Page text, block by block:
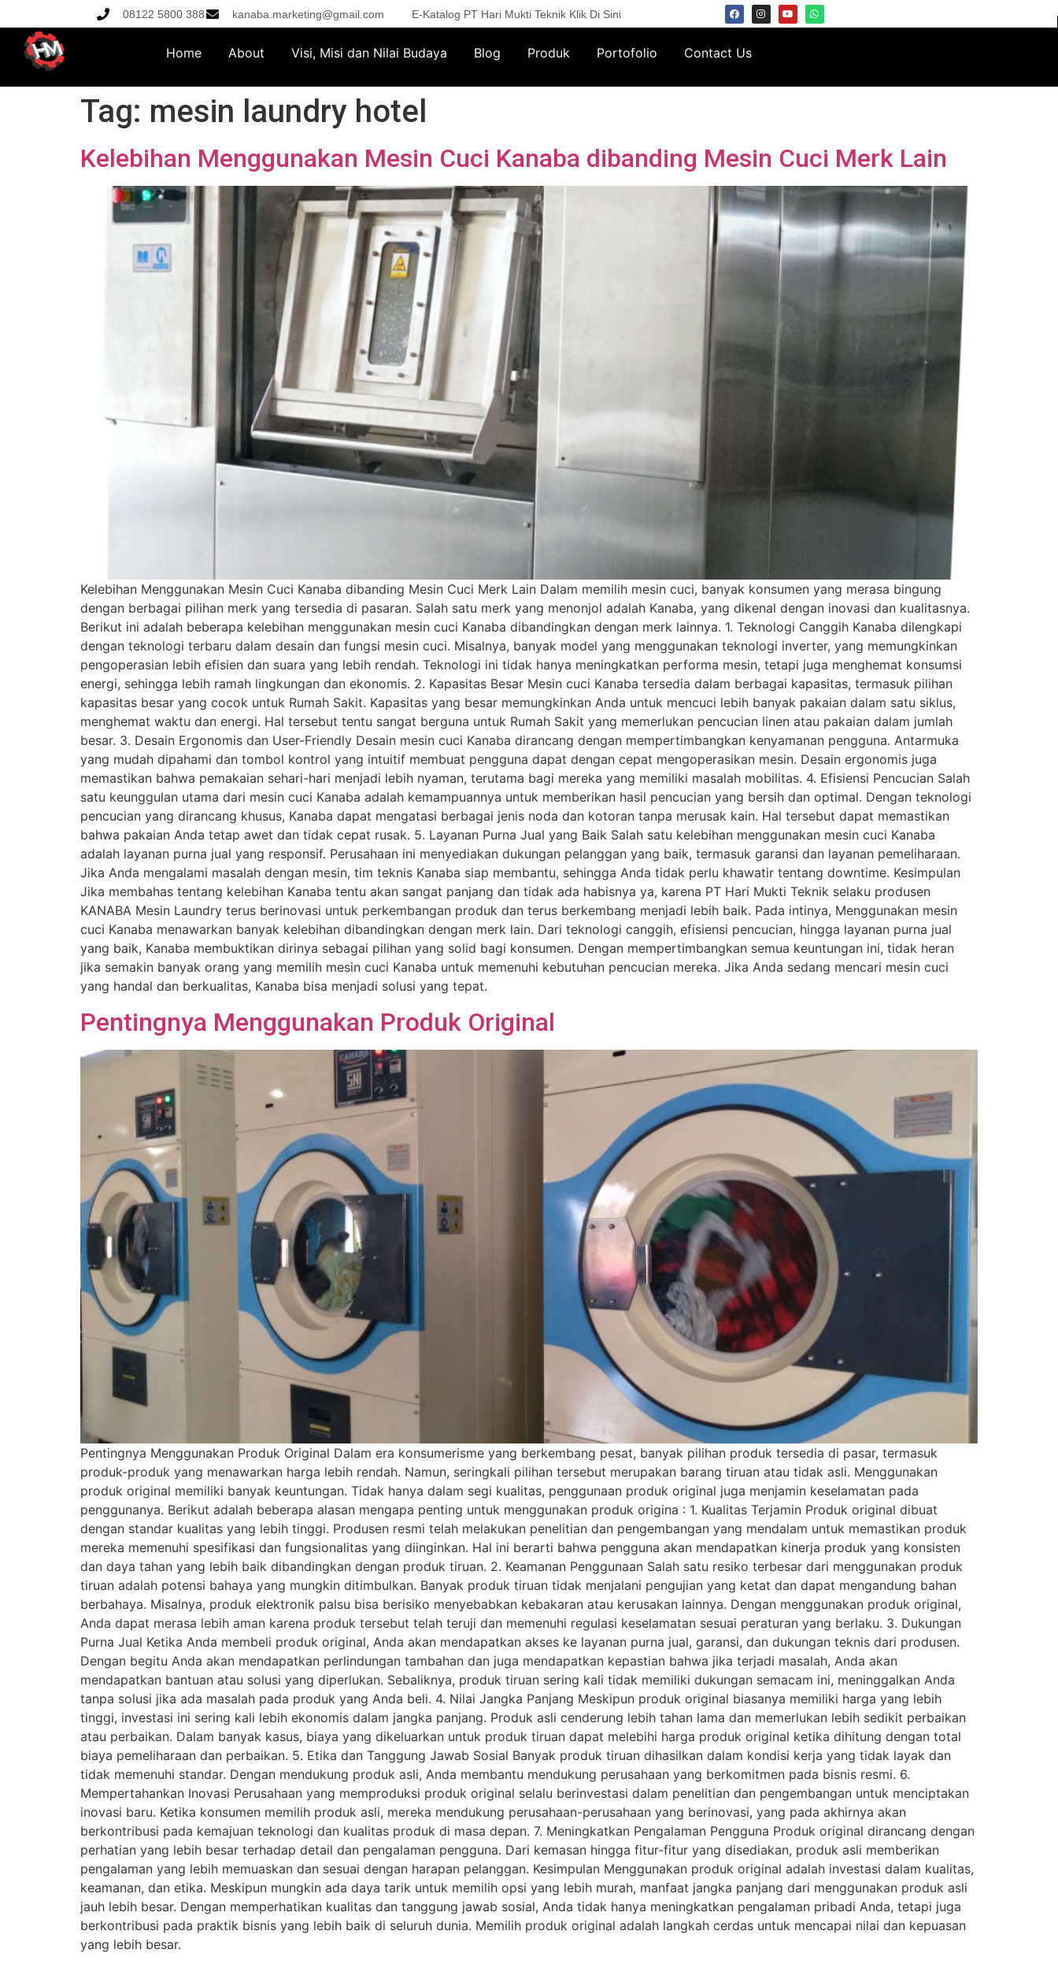
08122 5800 388 kanaba.marketing@gmail.com E-Katalog PT Hari Mukti Teknik Klik Di Sini
Home About Visi, Misi dan Nilai Budaya Blog Produk Portofolio Contact Us
Tag: mesin laundry hotel
Kelebihan Menggunakan Mesin Cuci Kanaba dibanding Mesin Cuci Merk Lain
Kelebihan Menggunakan Mesin Cuci Kanaba dibanding Mesin Cuci Merk Lain Dalam memilih mesin cuci, banyak konsumen yang merasa bingung
dengan berbagai pilihan merk yang tersedia di pasaran. Salah satu merk yang menonjol adalah Kanaba, yang dikenal dengan inovasi dan kualitasnya.
Berikut ini adalah beberapa kelebihan menggunakan mesin cuci Kanaba dibandingkan dengan merk lainnya. 1. Teknologi Canggih Kanaba dilengkapi
dengan teknologi terbaru dalam desain dan fungsi mesin cuci. Misalnya, banyak model yang menggunakan teknologi inverter, yang memungkinkan
pengoperasian lebih efisien dan suara yang lebih rendah. Teknologi ini tidak hanya meningkatkan performa mesin, tetapi juga menghemat konsumsi
energi, sehingga lebih ramah lingkungan dan ekonomis. 2. Kapasitas Besar Mesin cuci Kanaba tersedia dalam berbagai kapasitas, termasuk pilihan
kapasitas besar yang cocok untuk Rumah Sakit. Kapasitas yang besar memungkinkan Anda untuk mencuci lebih banyak pakaian dalam satu siklus,
menghemat waktu dan energi. Hal tersebut tentu sangat berguna untuk Rumah Sakit yang memerlukan pencucian linen atau pakaian dalam jumlah
besar. 3. Desain Ergonomis dan User-Friendly Desain mesin cuci Kanaba dirancang dengan mempertimbangkan kenyamanan pengguna. Antarmuka
yang mudah dipahami dan tombol kontrol yang intuitif membuat pengguna dapat dengan cepat mengoperasikan mesin. Desain ergonomis juga
memastikan bahwa pemakaian sehari-hari menjadi lebih nyaman, terutama bagi mereka yang memiliki masalah mobilitas. 4. Efisiensi Pencucian Salah
satu keunggulan utama dari mesin cuci Kanaba adalah kemampuannya untuk memberikan hasil pencucian yang bersih dan optimal. Dengan teknologi
pencucian yang dirancang khusus, Kanaba dapat mengatasi berbagai jenis noda dan kotoran tanpa merusak kain. Hal tersebut dapat memastikan
bahwa pakaian Anda tetap awet dan tidak cepat rusak. 5. Layanan Purna Jual yang Baik Salah satu kelebihan menggunakan mesin cuci Kanaba
adalah layanan purna jual yang responsif. Perusahaan ini menyediakan dukungan pelanggan yang baik, termasuk garansi dan layanan pemeliharaan.
Jika Anda mengalami masalah dengan mesin, tim teknis Kanaba siap membantu, sehingga Anda tidak perlu khawatir tentang downtime. Kesimpulan
Jika membahas tentang kelebihan Kanaba tentu akan sangat panjang dan tidak ada habisnya ya, karena PT Hari Mukti Teknik selaku produsen
KANABA Mesin Laundry terus berinovasi untuk perkembangan produk dan terus berkembang menjadi lebih baik. Pada intinya, Menggunakan mesin
cuci Kanaba menawarkan banyak kelebihan dibandingkan dengan merk lain. Dari teknologi canggih, efisiensi pencucian, hingga layanan purna jual
yang baik, Kanaba membuktikan dirinya sebagai pilihan yang solid bagi konsumen. Dengan mempertimbangkan semua keuntungan ini, tidak heran
jika semakin banyak orang yang memilih mesin cuci Kanaba untuk memenuhi kebutuhan pencucian mereka. Jika Anda sedang mencari mesin cuci
yang handal dan berkualitas, Kanaba bisa menjadi solusi yang tepat.
Pentingnya Menggunakan Produk Original
Pentingnya Menggunakan Produk Original Dalam era konsumerisme yang berkembang pesat, banyak pilihan produk tersedia di pasar, termasuk
produk-produk yang menawarkan harga lebih rendah. Namun, seringkali pilihan tersebut merupakan barang tiruan atau tidak asli. Menggunakan
produk original memiliki banyak keuntungan. Tidak hanya dalam segi kualitas, penggunaan produk original juga menjamin keselamatan pada
penggunanya. Berikut adalah beberapa alasan mengapa penting untuk menggunakan produk origina : 1. Kualitas Terjamin Produk original dibuat
dengan standar kualitas yang lebih tinggi. Produsen resmi telah melakukan penelitian dan pengembangan yang mendalam untuk memastikan produk
mereka memenuhi spesifikasi dan fungsionalitas yang diinginkan. Hal ini berarti bahwa pengguna akan mendapatkan kinerja produk yang konsisten
dan daya tahan yang lebih baik dibandingkan dengan produk tiruan. 2. Keamanan Penggunaan Salah satu resiko terbesar dari menggunakan produk
tiruan adalah potensi bahaya yang mungkin ditimbulkan. Banyak produk tiruan tidak menjalani pengujian yang ketat dan dapat mengandung bahan
berbahaya. Misalnya, produk elektronik palsu bisa berisiko menyebabkan kebakaran atau kerusakan lainnya. Dengan menggunakan produk original,
Anda dapat merasa lebih aman karena produk tersebut telah teruji dan memenuhi regulasi keselamatan sesuai peraturan yang berlaku. 3. Dukungan
Purna Jual Ketika Anda membeli produk original, Anda akan mendapatkan akses ke layanan purna jual, garansi, dan dukungan teknis dari produsen.
Dengan begitu Anda akan mendapatkan perlindungan tambahan dan juga mendapatkan kepastian bahwa jika terjadi masalah, Anda akan
mendapatkan bantuan atau solusi yang diperlukan. Sebaliknya, produk tiruan sering kali tidak memiliki dukungan semacam ini, meninggalkan Anda
tanpa solusi jika ada masalah pada produk yang Anda beli. 4. Nilai Jangka Panjang Meskipun produk original biasanya memiliki harga yang lebih
tinggi, investasi ini sering kali lebih ekonomis dalam jangka panjang. Produk asli cenderung lebih tahan lama dan memerlukan lebih sedikit perbaikan
atau perbaikan. Dalam banyak kasus, biaya yang dikeluarkan untuk produk tiruan dapat melebihi harga produk original ketika dihitung dengan total
biaya pemeliharaan dan perbaikan. 5. Etika dan Tanggung Jawab Sosial Banyak produk tiruan dihasilkan dalam kondisi kerja yang tidak layak dan
tidak memenuhi standar. Dengan mendukung produk asli, Anda membantu mendukung perusahaan yang berkomitmen pada bisnis resmi. 6.
Mempertahankan Inovasi Perusahaan yang memproduksi produk original selalu berinvestasi dalam penelitian dan pengembangan untuk menciptakan
inovasi baru. Ketika konsumen memilih produk asli, mereka mendukung perusahaan-perusahaan yang berinovasi, yang pada akhirnya akan
berkontribusi pada kemajuan teknologi dan kualitas produk di masa depan. 7. Meningkatkan Pengalaman Pengguna Produk original dirancang dengan
perhatian yang lebih besar terhadap detail dan pengalaman pengguna. Dari kemasan hingga fitur-fitur yang disediakan, produk asli memberikan
pengalaman yang lebih memuaskan dan sesuai dengan harapan pelanggan. Kesimpulan Menggunakan produk original adalah investasi dalam kualitas,
keamanan, dan etika. Meskipun mungkin ada daya tarik untuk memilih opsi yang lebih murah, manfaat jangka panjang dari menggunakan produk asli
jauh lebih besar. Dengan memperhatikan kualitas dan tanggung jawab sosial, Anda tidak hanya meningkatkan pengalaman pribadi Anda, tetapi juga
berkontribusi pada praktik bisnis yang lebih baik di seluruh dunia. Memilih produk original adalah langkah cerdas untuk mencapai nilai dan kepuasan
yang lebih besar.